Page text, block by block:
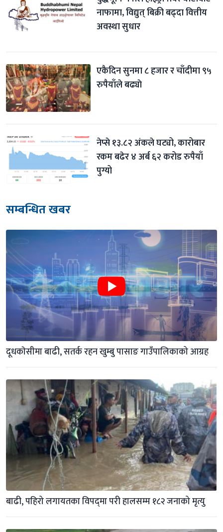
नाफामा, विद्युत् बिक्री बढ्दा वित्तीय
अवस्था सुधार
एकैदिन सुनमा ८ हजार र चाँदीमा ९५
रुपैयाँले बढ्याे
नेप्से १३.८२ अंकले घट्यो, कारोबार
रकम बढेर ४ अर्ब ६२ करोड रुपैयाँ
पुग्यो
सम्बन्धित खबर
दूधकाेसीमा बाढी, सतर्क रहन खुम्बु पासाङ गाउँपालिकाको आग्रह
बाढी, पहिरो लगायतका विपद्‍मा परी हालसम्म १८२ जनाको मृत्यु